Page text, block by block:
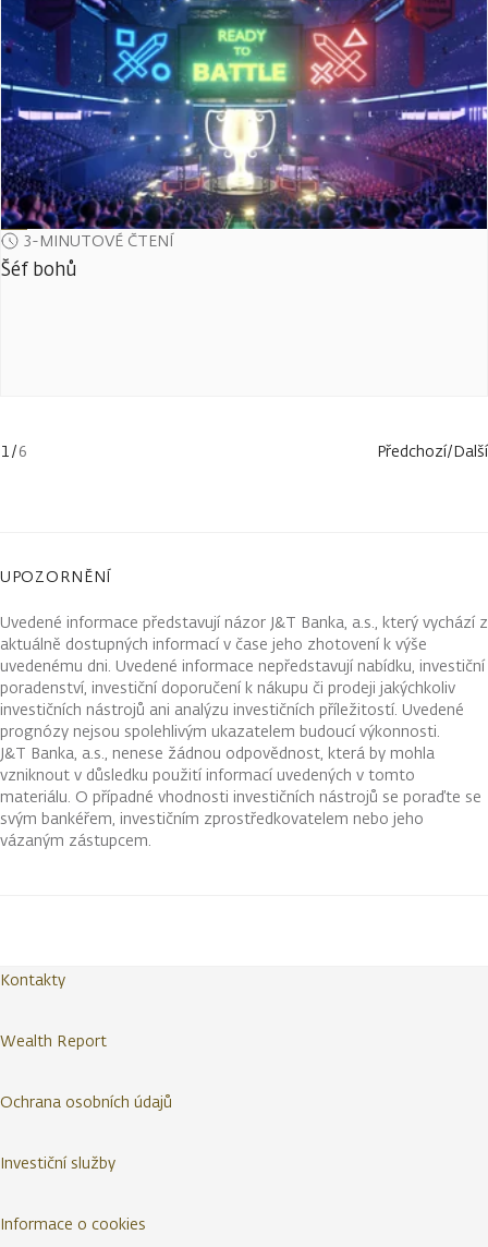
3-MINUTOVÉ ČTENÍ
Šéf bohů
1/6 Předchozí/Další
UPOZORNĚNÍ
Uvedené informace představují názor J&T Banka, a.s., který vychází z
aktuálně dostupných informací v čase jeho zhotovení k výše
uvedenému dni. Uvedené informace nepředstavují nabídku, investiční
poradenství, investiční doporučení k nákupu či prodeji jakýchkoliv
investičních nástrojů ani analýzu investičních příležitostí. Uvedené
prognózy nejsou spolehlivým ukazatelem budoucí výkonnosti.
J&T Banka, a.s., nenese žádnou odpovědnost, která by mohla
vzniknout v důsledku použití informací uvedených v tomto
materiálu. O případné vhodnosti investičních nástrojů se poraďte se
svým bankéřem, investičním zprostředkovatelem nebo jeho
vázaným zástupcem.
Kontakty
Wealth Report
Ochrana osobních údajů
Investiční služby
Informace o cookies